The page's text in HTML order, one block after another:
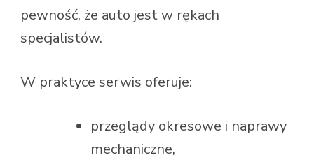
pewność, że auto jest w rękach
specjalistów.
W praktyce serwis oferuje:
przeglądy okresowe i naprawy
mechaniczne,